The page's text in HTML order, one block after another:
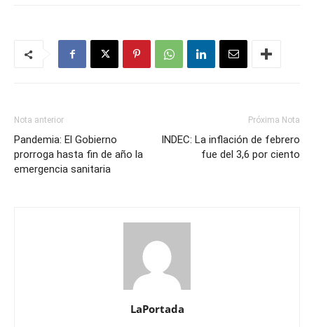
Nota anterior
Pandemia: El Gobierno
prorroga hasta fin de año la
emergencia sanitaria
Próxima Nota
INDEC: La inflación de febrero
fue del 3,6 por ciento
LaPortada